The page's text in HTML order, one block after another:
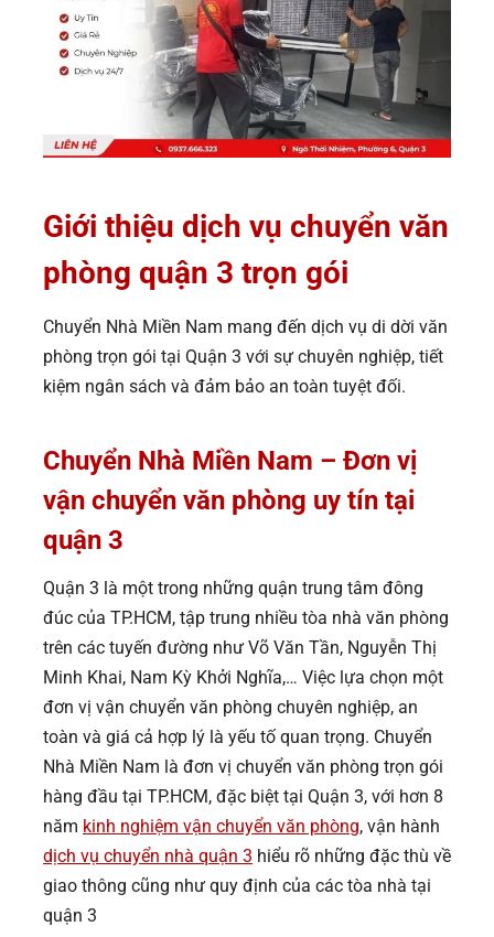
Giới thiệu dịch vụ chuyển văn
phòng quận 3 trọn gói
Chuyển Nhà Miền Nam mang đến dịch vụ di dời văn
phòng trọn gói tại Quận 3 với sự chuyên nghiệp, tiết
kiệm ngân sách và đảm bảo an toàn tuyệt đối.
Chuyển Nhà Miền Nam – Đơn vị
vận chuyển văn phòng uy tín tại
quận 3
Quận 3 là một trong những quận trung tâm đông
đúc của TP.HCM, tập trung nhiều tòa nhà văn phòng
trên các tuyến đường như Võ Văn Tần, Nguyễn Thị
Minh Khai, Nam Kỳ Khởi Nghĩa,… Việc lựa chọn một
đơn vị vận chuyển văn phòng chuyên nghiệp, an
toàn và giá cả hợp lý là yếu tố quan trọng. Chuyển
Nhà Miền Nam là đơn vị chuyển văn phòng trọn gói
hàng đầu tại TP.HCM, đặc biệt tại Quận 3, với hơn 8
năm kinh nghiệm vận chuyển văn phòng, vận hành
dịch vụ chuyển nhà quận 3 hiểu rõ những đặc thù về
giao thông cũng như quy định của các tòa nhà tại
quận 3